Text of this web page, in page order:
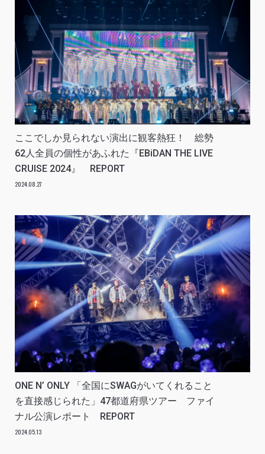
ここでしか見られない演出に観客熱狂！ 総勢
62人全員の個性があふれた『EBiDAN THE LIVE
CRUISE 2024』 REPORT
2024.08.27
ONE N’ ONLY 「全国にSWAGがいてくれること
を直接感じられた」47都道府県ツアー ファイ
ナル公演レポート REPORT
2024.05.13